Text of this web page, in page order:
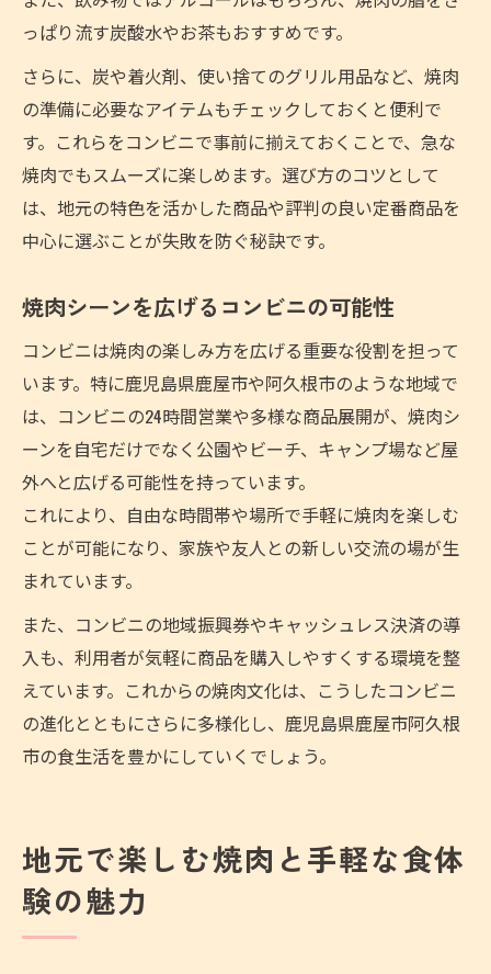
っぱり流す炭酸水やお茶もおすすめです。
さらに、炭や着火剤、使い捨てのグリル用品など、焼肉
の準備に必要なアイテムもチェックしておくと便利で
す。これらをコンビニで事前に揃えておくことで、急な
焼肉でもスムーズに楽しめます。選び方のコツとして
は、地元の特色を活かした商品や評判の良い定番商品を
中心に選ぶことが失敗を防ぐ秘訣です。
焼肉シーンを広げるコンビニの可能性
コンビニは焼肉の楽しみ方を広げる重要な役割を担って
います。特に鹿児島県鹿屋市や阿久根市のような地域で
は、コンビニの24時間営業や多様な商品展開が、焼肉シ
ーンを自宅だけでなく公園やビーチ、キャンプ場など屋
外へと広げる可能性を持っています。
これにより、自由な時間帯や場所で手軽に焼肉を楽しむ
ことが可能になり、家族や友人との新しい交流の場が生
まれています。
また、コンビニの地域振興券やキャッシュレス決済の導
入も、利用者が気軽に商品を購入しやすくする環境を整
えています。これからの焼肉文化は、こうしたコンビニ
の進化とともにさらに多様化し、鹿児島県鹿屋市阿久根
市の食生活を豊かにしていくでしょう。
地元で楽しむ焼肉と手軽な食体
験の魅力